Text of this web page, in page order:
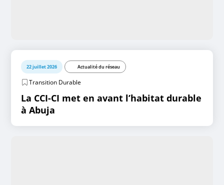
22 juillet 2026 Actualité du réseau
Transition Durable
La CCI-CI met en avant l’habitat durable
à Abuja